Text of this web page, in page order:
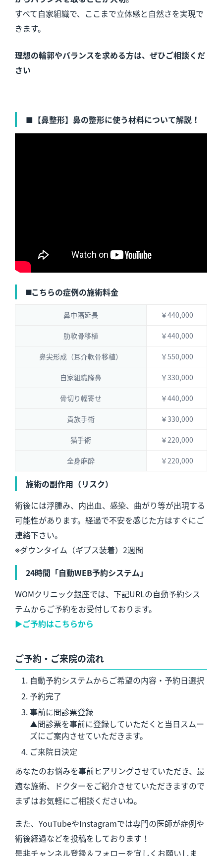
すべて自家組織で、ここまで立体感と自然さを実現で
きます。
理想の輪郭やバランスを求める方は、ぜひご相談くだ
さい
■【鼻整形】鼻の整形に使う材料について解説！
◼️こちらの症例の施術料金
鼻中隔延長 ￥440,000
肋軟骨移植 ￥440,000
鼻尖形成（耳介軟骨移植） ￥550,000
自家組織隆鼻 ￥330,000
骨切り幅寄せ ￥440,000
貴族手術 ￥330,000
猫手術 ￥220,000
全身麻酔 ￥220,000
施術の副作用（リスク）
術後には浮腫み、内出血、感染、曲がり等が出現する
可能性があります。経過で不安を感じた方はすぐにご
連絡下さい。
※ダウンタイム（ギプス装着）2週間
24時間「自動WEB予約システム」
WOMクリニック銀座では、下記URLの自動予約シス
テムからご予約をお受付しております。
▶︎ご予約はこちらから
ご予約・ご来院の流れ
自動予約システムからご希望の内容・予約日選択
予約完了
事前に問診票登録
▲問診票を事前に登録していただくと当日スムー
ズにご案内させていただきます。
ご来院日決定
あなたのお悩みを事前ヒアリングさせていただき、最
適な施術、ドクターをご紹介させていただきますので
まずはお気軽にご相談くださいね。
また、YouTubeやInstagramでは専門の医師が症例や
術後経過などを投稿をしております！
是非チャンネル登録＆フォローを宜しくお願いしま